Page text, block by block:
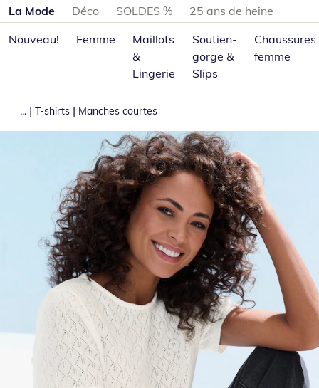
Passer les catégories de produits
La Mode Déco SOLDES %
25 ans de heine
Nouveau!
Femme
Maillots
&
Lingerie
Soutien-
gorge &
Slips
Chaussures
femme
... | T-shirts | Manches courtes